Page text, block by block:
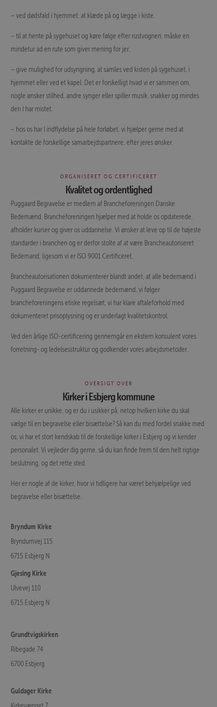
– ved dødsfald i hjemmet, at klæde på og lægge i kiste.
– til at hente på sygehuset og køre følge efter rustvognen, måske en
mindetur ad en rute som giver mening for jer.
– give mulighed for udsyngning, at samles ved kisten på sygehuset, i
hjemmet eller ved et kapel. Det er forskelligt hvad vi er sammen om,
nogle ønsker stilhed, andre synger eller spiller musik, snakker og mindes
den I har mistet.
– hos os har I indflydelse på hele forløbet, vi hjælper gerne med at
kontakte de forskellige samarbejdspartnere, efter jeres ønsker.
ORGANISERET OG CERTIFICERET
Kvalitet og ordentlighed
Puggaard Begravelse er medlem af Brancheforeningen Danske
Bedemænd. Brancheforeningen hjælper med at holde os opdaterede,
afholder kurser og giver os uddannelse. Vi ønsker at leve op til de højeste
standarder i branchen og er derfor stolte af at være Brancheautoriseret
Bedemand, ligesom vi er ISO 9001 Certificeret.
Brancheautorisationen dokumenterer blandt andet, at alle bedemænd i
Puggaard Begravelse er uddannede bedemænd, vi følger
brancheforeningens etiske regelsæt, vi har klare aftaleforhold med
dokumenteret prisoplysning og er underlagt kvalitetskontrol.
Ved den årlige ISO-certificering gennemgår en ekstern konsulent vores
forretning- og ledelsesstruktur og godkender vores arbejdsmetoder.
OVERSIGT OVER
Kirker i Esbjerg kommune
Alle kirker er unikke, og er du i usikker på, netop hvilken kirke du skal
vælge til en begravelse eller bisættelse? Så kan du med fordel snakke med
os, vi har et stort kendskab til de forskellige kirker i Esbjerg og vi kender
personalet. Vi vejleder dig gerne, så du kan finde frem til den helt rigtige
beslutning, og det rette sted.
Her er nogle af de kirker, hvor vi tidligere har været behjælpelige ved
begravelse eller bisættelse.
Bryndum Kirke
Bryndumvej 115
6715 Esbjerg N
Gjesing Kirke
Ulvevej 110
6715 Esbjerg N
Grundtvigskirken
Ribegade 74
6700 Esbjerg
Guldager Kirke